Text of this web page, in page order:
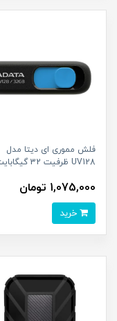
فلش مموری ای دیتا مدل
UV128 ظرفیت 32 گیگابایت
1,075,000 تومان